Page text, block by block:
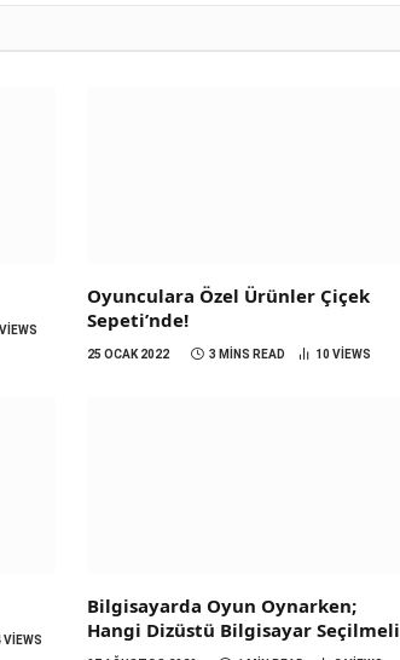
VIEWS
Oyunculara Özel Ürünler Çiçek
Sepeti’nde!
25 OCAK 2022 3 MINS READ 10 VIEWS
VIEWS
Bilgisayarda Oyun Oynarken;
Hangi Dizüstü Bilgisayar Seçilmeli